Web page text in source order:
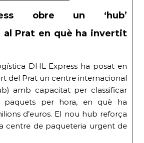
obre un ‘hub’
al Prat en què ha invertit
DHL Express ha posat en
del Prat un centre internacional
amb capacitat per classificar
paquets per hora, en què ha
d’euros. El nou hub reforça
centre de paqueteria urgent de